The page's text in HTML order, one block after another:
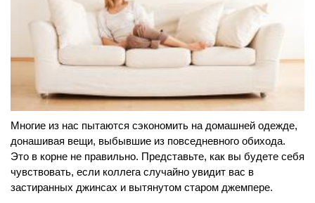
Многие из нас пытаются сэкономить на домашней одежде,
донашивая вещи, выбывшие из повседневного обихода.
Это в корне не правильно. Представьте, как вы будете себя
чувствовать, если коллега случайно увидит вас в
застиранных джинсах и вытянутом старом джемпере.